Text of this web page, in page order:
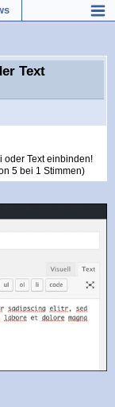
Text
oder Text einbinden!
5 bei 1 Stimmen)